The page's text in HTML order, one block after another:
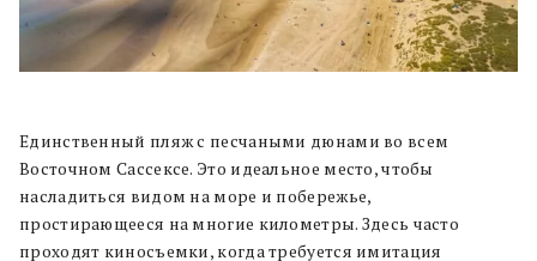
Единственный пляж с песчаными дюнами во всем
Восточном Сассексе. Это идеальное место, чтобы
насладиться видом на море и побережье,
простирающееся на многие километры. Здесь часто
проходят киносъемки, когда требуется имитация